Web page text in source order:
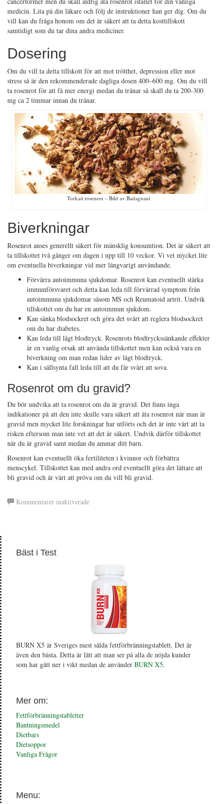
medicin. Lita på din läkare och följ de instruktioner han ger dig. Om du
vill kan du fråga honom om det är säkert att ta detta kosttillskott
samtidigt som du tar dina andra mediciner.
Dosering
Om du vill ta detta tillskott för att mot trötthet, depression eller mot
stress så är den rekommenderade dagliga dosen 400–600 mg. Om du vill
ta rosenrot för att få mer energi medan du tränar så skall du ta 200-300
mg ca 2 timmar innan du tränar.
Torkad rosenrot – Bild av Badagnani
Biverkningar
Rosenrot anses generellt säkert för mänsklig konsumtion. Det är säkert att
ta tillskottet två gånger om dagen i upp till 10 veckor. Vi vet mycket lite
om eventuella biverkningar vid mer långvarigt användande.
Förvärra autoimmuna sjukdomar. Rosenrot kan eventuellt stärka
immunförsvaret och detta kan leda till förvärrad symptom från
autoimmuna sjukdomar såsom MS och Reumatoid artrit. Undvik
tillskottet om du har en autoimmun sjukdom.
Kan sänka blodsockret och göra det svårt att reglera blodsockret
om du har diabetes.
Kan leda till lågt blodtryck. Rosenrots blodtryckssänkande effekter
är en vanlig orsak att använda tillskottet men kan också vara en
biverkning om man redan lider av lågt blodtryck.
Kan i sällsynta fall leda till att du får svårt att sova.
Rosenrot om du gravid?
Du bör undvika att ta rosenrot om du är gravid. Det finns inga
indikationer på att den inte skulle vara säkert att äta rosenrot när man är
gravid men mycket lite forskningar har utförts och det är inte värt att ta
risken eftersom man inte vet att det är säkert. Undvik därför tillskottet
när du är gravid samt medan du ammar ditt barn.
Rosenrot kan eventuellt öka fertiliteten i kvinnor och förbättra
menscykel. Tillskottet kan med andra ord eventuellt göra det lättare att
bli gravid och är värt att pröva om du vill bli gravid.
Kommentarer inaktiveradeför
Bäst i Test
BURN X5 är Sveriges mest sålda fettförbränningstablett. Det är
även den bästa. Detta är lätt att man ser på alla de nöjda kunder
som har gått ner i vikt medan de använder BURN X5.
Mer om:
Fettförbränningstabletter
Bantningsmedel
Dietbars
Dietsoppor
Vanliga Frågor
Menu: